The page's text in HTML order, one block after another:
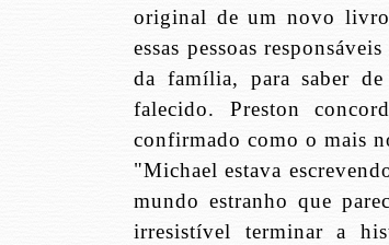
original de um novo
essas pessoas
da família, para saber
falecido. Preston
confirmado como o mais
"Michael estava
mundo estranho que
irresistível terminar a